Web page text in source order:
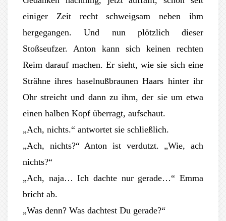
einiger Zeit recht schweigsam neben ihm
hergegangen. Und nun plötzlich dieser
Stoßseufzer. Anton kann sich keinen rechten
Reim darauf machen. Er sieht, wie sie sich eine
Strähne ihres haselnußbraunen Haars hinter ihr
Ohr streicht und dann zu ihm, der sie um etwa
einen halben Kopf überragt, aufschaut.
„Ach, nichts.“ antwortet sie schließlich.
„Ach, nichts?“ Anton ist verdutzt. „Wie, ach
nichts?“
„Ach, naja… Ich dachte nur gerade…“ Emma
bricht ab.
„Was denn? Was dachtest Du gerade?“